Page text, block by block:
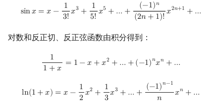
sin𝑥 = 𝑥 − 1
3! 𝑥3 + 1
5! 𝑥5 + … + (−1)𝑛
(2𝑛 + 1)! 𝑥2𝑛+1 + …
1 x3 5!x + n+1)!x2 1+…
对数和反正切、反正弦函数由积分得到：
1
1 +𝑥 = 1 −𝑥 +𝑥2 + … +(−1)𝑛𝑥𝑛 + …
+ + 2+ … ) nx + …
ln(1 +𝑥) = 𝑥 − 1
2𝑥2 + 1
3𝑥3 + … + (−1)𝑛−1
𝑛 𝑥𝑛 + …
−1 x 3 3+ −1nxn+…